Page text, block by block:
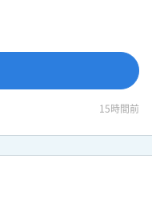
15時間前